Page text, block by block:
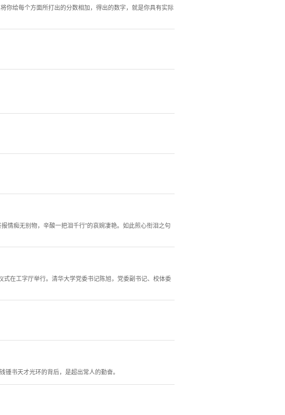
你给每个方面所打出的分数相加，得出的数字，就是你具有实际
情痴无别物，辛酸一把泪千行”的哀婉凄艳。如此煎心衔泪之句
在工字厅举行。清华大学党委书记陈旭，党委副书记、校体委
书天才光环的背后，是超出常人的勤奋。